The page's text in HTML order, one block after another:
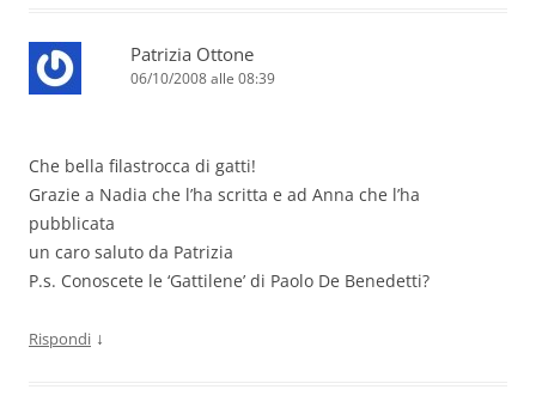
Patrizia Ottone
06/10/2008 alle 08:39
Che bella filastrocca di gatti!
Grazie a Nadia che l’ha scritta e ad Anna che l’ha
pubblicata
un caro saluto da Patrizia
P.s. Conoscete le ‘Gattilene’ di Paolo De Benedetti?
Rispondi ↓